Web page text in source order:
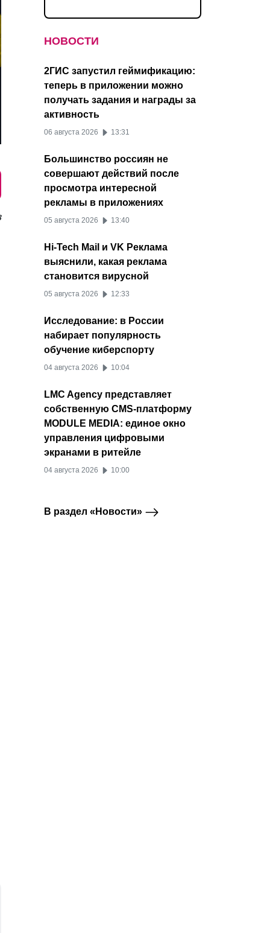
НОВОСТИ
2ГИС запустил геймификацию:
теперь в приложении можно
получать задания и награды за
активность
06 августа 2026 13:31
Большинство россиян не
совершают действий после
просмотра интересной
рекламы в приложениях
05 августа 2026 13:40
Hi-Tech Mail и VK Реклама
выяснили, какая реклама
становится вирусной
05 августа 2026 12:33
Исследование: в России
набирает популярность
обучение киберспорту
04 августа 2026 10:04
LMC Agency представляет
собственную CMS-платформу
MODULE MEDIA: единое окно
управления цифровыми
экранами в ритейле
04 августа 2026 10:00
В раздел «Новости»